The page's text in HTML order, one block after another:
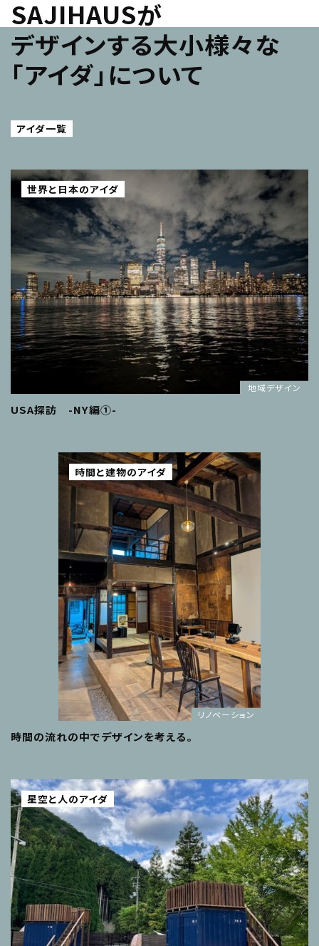
SAJIHAUSが
デザインする大小様々な
「アイダ」について
アイダ一覧
世界と日本のアイダ
地域デザイン
USA探訪 -NY編①-
時間と建物のアイダ
リノベーション
時間の流れの中でデザインを考える。
星空と人のアイダ